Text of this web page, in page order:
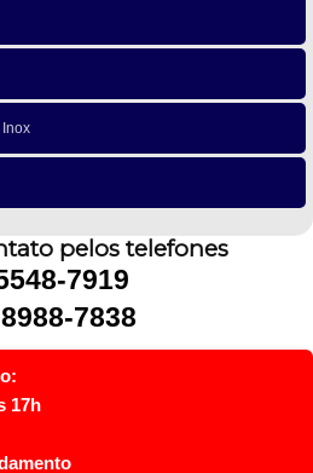
pelos telefones
7919
7838